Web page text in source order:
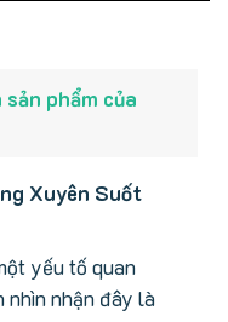
phẩm của
Xuyên Suốt
yếu tố quan
nhìn nhận đây là